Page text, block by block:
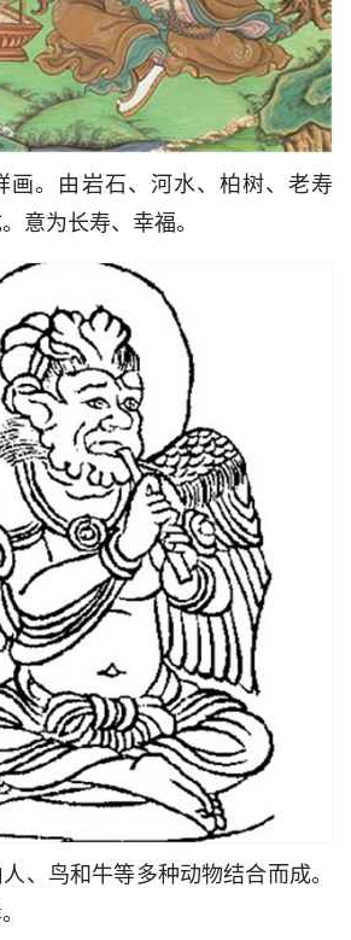
画。由岩石、河水、柏树、老寿
意为长寿、幸福。
、鸟和牛等多种动物结合而成。